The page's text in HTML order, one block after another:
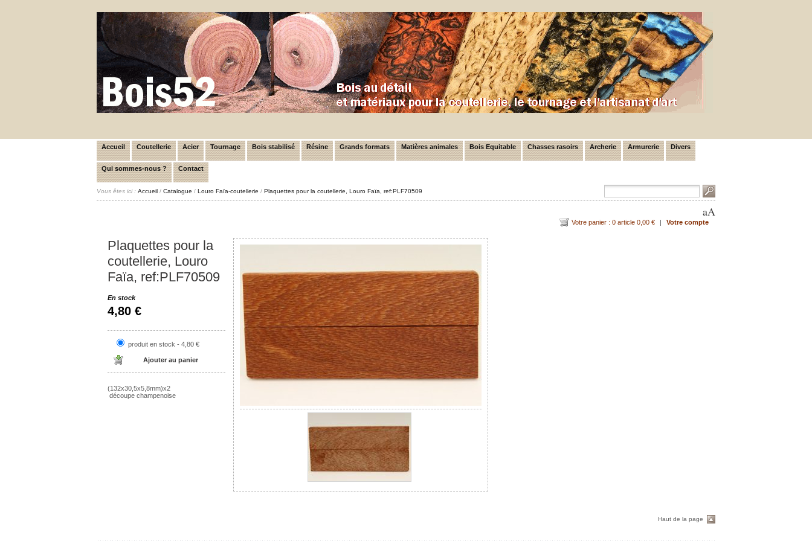
Accueil Coutellerie Acier Tournage Bois stabilisé Résine Grands formats Matières animales Bois Equitable Chasses rasoirs Archerie Armurerie Divers
Qui sommes-nous ? Contact
Vous êtes ici : Accueil / Catalogue / Louro Faïa-coutellerie / Plaquettes pour la coutellerie, Louro Faïa, ref:PLF70509
aA
Votre panier : 0 article 0,00 € | Votre compte
Plaquettes pour la
coutellerie, Louro
Faïa, ref:PLF70509
En stock
4,80 €
produit en stock - 4,80 €
(132x30,5x5,8mm)x2
découpe champenoise
Haut de la page